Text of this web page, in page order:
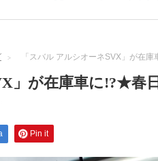
「スバル アルシオーネSVX」が在
」が在庫車に!?★春
Pin it